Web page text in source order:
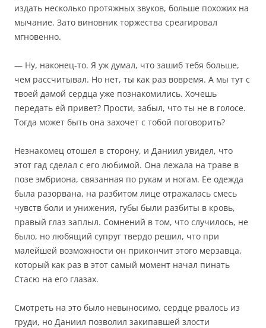
издать несколько протяжных звуков, больше похожих на
мычание. Зато виновник торжества среагировал
мгновенно.
— Ну, наконец-то. Я уж думал, что зашиб тебя больше,
чем рассчитывал. Но нет, ты как раз вовремя. А мы тут с
твоей дамой сердца уже познакомились. Хочешь
передать ей привет? Прости, забыл, что ты не в голосе.
Тогда может быть она захочет с тобой поговорить?
Незнакомец отошел в сторону, и Даниил увидел, что
этот гад сделал с его любимой. Она лежала на траве в
позе эмбриона, связанная по рукам и ногам. Ее одежда
была разорвана, на разбитом лице отражалась смесь
чувств боли и унижения, губы были разбиты в кровь,
правый глаз заплыл. Сомнений в том, что случилось, не
было, но любящий супруг твердо решил, что при
малейшей возможности он прикончит этого мерзавца,
который как раз в этот самый момент начал пинать
Стасю на его глазах.
Смотреть на это было невыносимо, сердце рвалось из
груди, но Даниил позволил закипавшей злости